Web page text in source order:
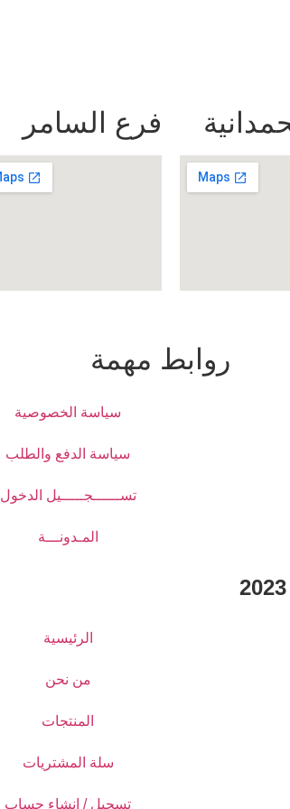
فرع السامر
روابط مهمة
سياسة الخصوصية
سياسة الدفع والطلب
تســــــجـــــيل الدخول
المـدونـــة
الرئيسية
من نحن
المنتجات
سلة المشتريات
تسجيل / انشاء حساب